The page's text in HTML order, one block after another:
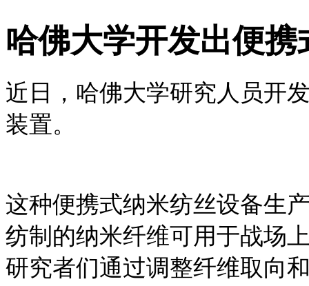
哈佛大学开发出便
近日，哈佛大学研究人员开
装置。
这种便携式纳米纺丝设备生
纺制的纳米纤维可用于战场
研究者们通过调整纤维取向